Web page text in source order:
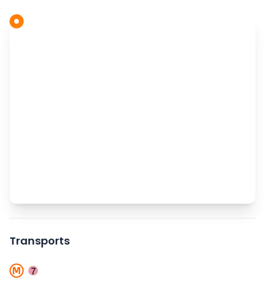
Transports